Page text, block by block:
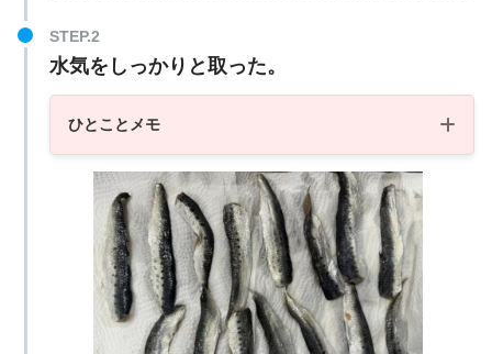
水気をしっかりと取った。
ひとことメモ